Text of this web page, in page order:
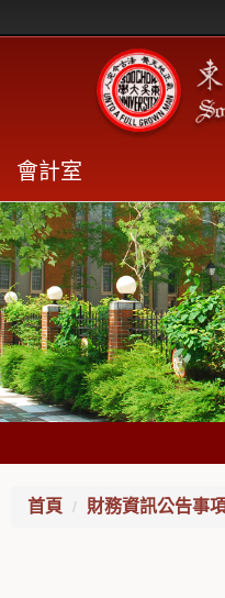
會計室
首頁 財務資訊公告事